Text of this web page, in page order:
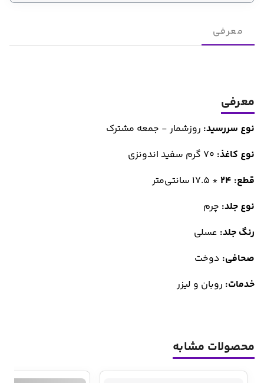
معرفی
معرفی
نوع سررسید: روزشمار - جمعه مشترک
نوع کاغذ:
قطع: 24
*
17.5 سانتی‌متر
نوع جلد: چرم
رنگ جلد: عسلی
صحافی: دوخت
خدمات: روبان و لیزر
محصولات مشابه